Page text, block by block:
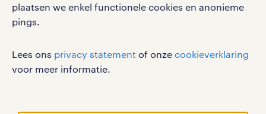
plaatsen we enkel functionele cookies en anonieme
pings.
Lees ons privacy statement of onze cookieverklaring
voor meer informatie.
disclaimer
sitemap
RANDSTAD, HUMAN FORWARD en SHAPING THE
WORLD OF WORK zijn geregistreerde